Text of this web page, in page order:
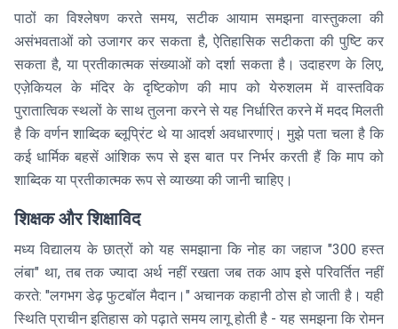
पाठों का विश्लेषण करते समय, सटीक आयाम समझना वास्तुकला की
असंभवताओं को उजागर कर सकता है, ऐतिहासिक सटीकता की पुष्टि कर
सकता है, या प्रतीकात्मक संख्याओं को दर्शा सकता है। उदाहरण के लिए,
एज़ेकियल के मंदिर के दृष्टिकोण की माप को येरुशलम में वास्तविक
पुरातात्विक स्थलों के साथ तुलना करने से यह निर्धारित करने में मदद मिलती
है कि वर्णन शाब्दिक ब्लूप्रिंट थे या आदर्श अवधारणाएं। मुझे पता चला है कि
कई धार्मिक बहसें आंशिक रूप से इस बात पर निर्भर करती हैं कि माप को
शाब्दिक या प्रतीकात्मक रूप से व्याख्या की जानी चाहिए।
शिक्षक और शिक्षाविद
मध्य विद्यालय के छात्रों को यह समझाना कि नोह का जहाज "300 हस्त
लंबा" था, तब तक ज्यादा अर्थ नहीं रखता जब तक आप इसे परिवर्तित नहीं
करते: "लगभग डेढ़ फुटबॉल मैदान।" अचानक कहानी ठोस हो जाती है। यही
स्थिति प्राचीन इतिहास को पढ़ाते समय लागू होती है - यह समझना कि रोमन